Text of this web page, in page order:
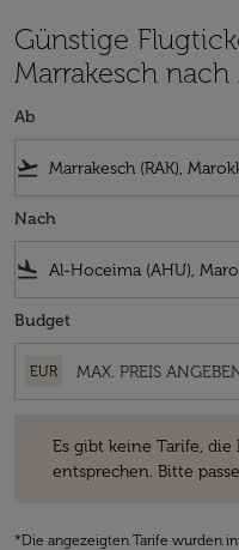
Günstige
Marrakesch
Ab
flight_takeoff
Nach
flight_land
Budget
EUR
Es gibt keine Tarife,
entsprechen. Bitte
*Die angezeigten Tarife wurden